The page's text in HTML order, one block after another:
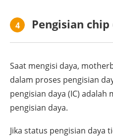
4 Pengisian chip
Saat mengisi daya,
dalam proses pengisian
pengisian daya (IC) adalah
pengisian daya.
Jika status pengisian daya